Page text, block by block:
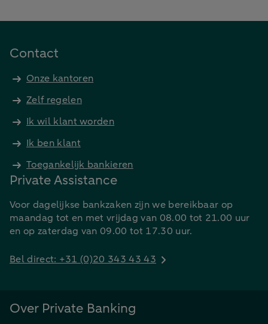
Contact
Onze kantoren
Zelf regelen
Ik wil klant worden
Ik ben klant
Toegankelijk bankieren
Private Assistance
Voor dagelijkse bankzaken zijn we bereikbaar op
maandag tot en met vrijdag van 08.00 tot 21.00 uur
en op zaterdag van 09.00 tot 17.30 uur.
Bel direct: +31 (0)20 343 43 43
Over Private Banking